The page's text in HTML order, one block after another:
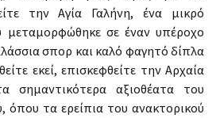
την Αγία Γαλήνη, ένα μικρό
μεταμορφώθηκε σε έναν υπέροχο
σπορ και καλό φαγητό δίπλα
εκεί, επισκεφθείτε την Αρχαία
σημαντικότερα αξιοθέατα του
όπου τα ερείπια του ανακτορικού